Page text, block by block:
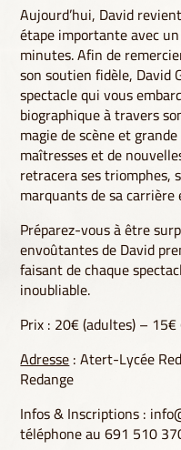
Aujourd’hui, David
étape importante avec
minutes. Afin de
son soutien fidèle, David
spectacle qui vous
biographique à travers
magie de scène et
maîtresses et de
retracera ses triomphes,
marquants de sa
Préparez-vous à être
envoûtantes de David
faisant de chaque
inoubliable.
Prix : 20€ (adultes) –
Adresse: Atert-Lycée
Redange
Infos & Inscriptions :
téléphone au 691 510